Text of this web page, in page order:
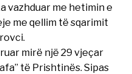
vazhduar me hetimin e
me qellim të sqarimit
mirë një 29 vjeçar
të Prishtinës. Sipas